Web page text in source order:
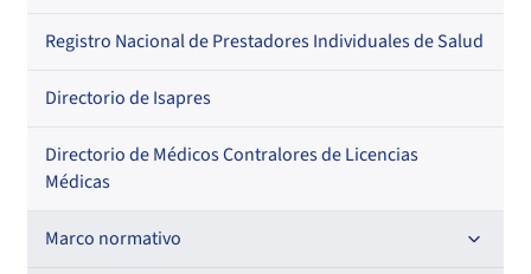
Por orden alfabético
Por especialidad
Registro Nacional de Prestadores Individuales de Salud
Directorio de Isapres
Directorio de Médicos Contralores de Licencias
Médicas
Marco normativo